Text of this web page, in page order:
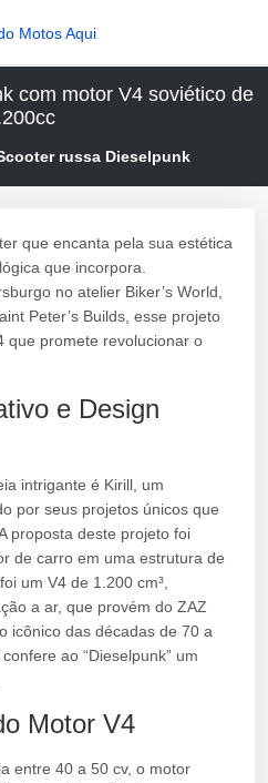
com motor V4 soviético de
russa Dieselpunk
que encanta pela sua estética
que incorpora.
no atelier Biker’s World,
Peter’s Builds, esse projeto
que promete revolucionar o
e Design
intrigante é Kirill, um
por seus projetos únicos que
proposta deste projeto foi
de carro em uma estrutura de
um V4 de 1.200 cm³,
a ar, que provém do ZAZ
icônico das décadas de 70 a
ao “Dieselpunk” um
Motor V4
entre 40 a 50 cv, o motor